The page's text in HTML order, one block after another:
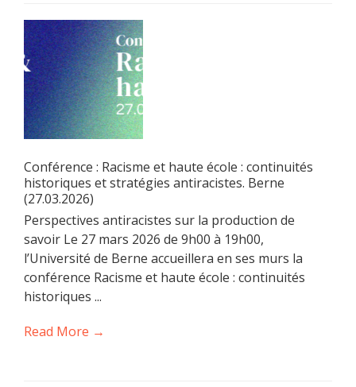
Conférence : Racisme et haute école : continuités
historiques et stratégies antiracistes. Berne
(27.03.2026)
Perspectives antiracistes sur la production de
savoir Le 27 mars 2026 de 9h00 à 19h00,
l’Université de Berne accueillera en ses murs la
conférence Racisme et haute école : continuités
historiques ...
Read More →